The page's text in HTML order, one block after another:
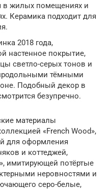
в жилых помещениях и
Керамика подходит для
2018 года,
настенное покрытие,
светло-серых тонов и
тёмными
Подобный декор в
безупречно.
материалы
«French Wood»,
для оформления
и коттеджей,
имитирующей потёртые
неровностями и
серо-белые,